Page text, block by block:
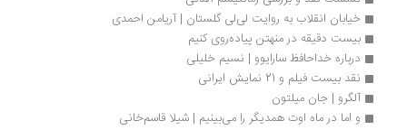
خیابان انقلاب به روایت لی‌لی گلستان | آریامن احمدی
بیست دقیقه در منهتن پیاده‌روی کنیم
درباره خداحافظ سارایوو | نسیم خلیلی
نقد بیست فیلم و 21 نمایش ایرانی
آلگرو | جان میلتون
و اما در ماه اوت همدیگر را می‌بینیم | شیلا قاسم‌خانی